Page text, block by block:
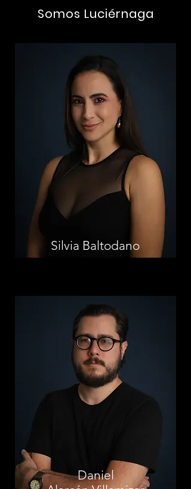
Somos Luciérnaga
Directora Ejecutiva
Actriz, cantante y bailarina graduada del
Royal Central School of Speech and
Drama en Londres. Ha interpretado
roles como Roxie (Chicago el Musical),
Maria (West Side Story) y Sally Bowles
(Cabaret), por el cual fue galardonada
con el Premio Nacional de Teatro.
También ha participado en varios
proyectos cinematográficos de
directores como Daniel Moreno y Miguel
Silvia Baltodano
Director Técnico
Diseñador Sonoro e Ingeniero en
Audio graduado de la Universidad
de Middlesex, Londres.
Daniel